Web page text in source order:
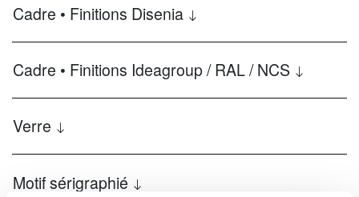
Cadre • Finitions Disenia
Cadre • Finitions Ideagroup / RAL / NCS
Verre
Motif sérigraphié